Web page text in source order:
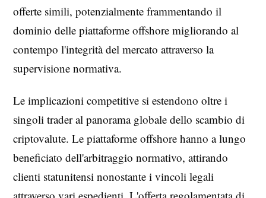
offerte simili, potenzialmente frammentando il
dominio delle piattaforme offshore migliorando al
contempo l'integrità del mercato attraverso la
supervisione normativa.
Le implicazioni competitive si estendono oltre i
singoli trader al panorama globale dello scambio di
criptovalute. Le piattaforme offshore hanno a lungo
beneficiato dell'arbitraggio normativo, attirando
clienti statunitensi nonostante i vincoli legali